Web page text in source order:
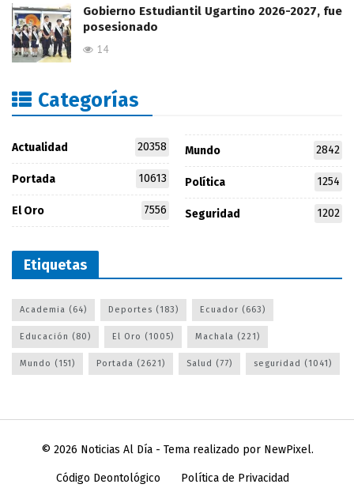
Gobierno Estudiantil Ugartino 2026-2027, fue
posesionado
14
Categorías
Actualidad 20358
Portada 10613
El Oro 7556
Mundo 2842
Política 1254
Seguridad 1202
Etiquetas
Academia (64) Deportes (183) Ecuador (663)
Educación (80) El Oro (1005) Machala (221)
Mundo (151) Portada (2621) Salud (77) seguridad (1041)
© 2026 Noticias Al Día- Tema realizado por NewPixel.
Código Deontológico Política de Privacidad